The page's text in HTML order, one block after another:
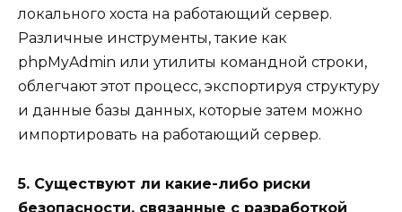
локального хоста на работающий сервер.
Различные инструменты, такие как
phpMyAdmin или утилиты командной строки,
облегчают этот процесс, экспортируя структуру
и данные базы данных, которые затем можно
импортировать на работающий сервер.
5. Существуют ли какие-либо риски
безопасности, связанные с разработкой